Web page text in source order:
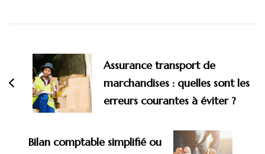
d'article
Assurance transport de
marchandises : quelles sont les
erreurs courantes à éviter ?
Bilan comptable simplifié ou